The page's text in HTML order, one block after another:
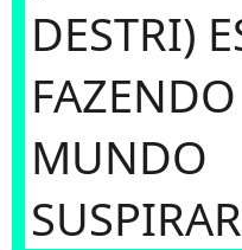
DESTRI)
MUNDO
SUSPIRAR